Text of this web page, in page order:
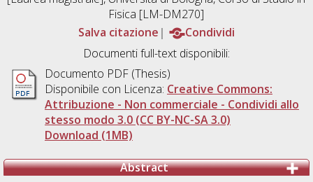
Fisica [LM-DM270]
Salva citazione
Condividi
Documenti full-text disponibili:
Documento PDF (Thesis)
Disponibile con Licenza: Creative Commons:
Attribuzione - Non commerciale - Condividi allo
stesso modo 3.0 (CC BY-NC-SA 3.0)
Download (1MB)
Abstract